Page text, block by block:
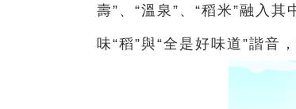
壽”、“溫泉”、“稻米”融入
味“稻”與“全是好味道”諧音